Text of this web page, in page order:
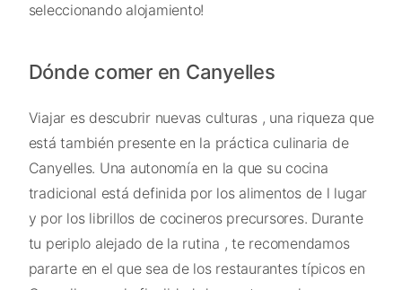
seleccionando alojamiento!
Dónde comer en Canyelles
Viajar es descubrir nuevas culturas , una riqueza que
está también presente en la práctica culinaria de
Canyelles. Una autonomía en la que su cocina
tradicional está definida por los alimentos de l lugar
y por los librillos de cocineros precursores. Durante
tu periplo alejado de la rutina , te recomendamos
pararte en el que sea de los restaurantes típicos en